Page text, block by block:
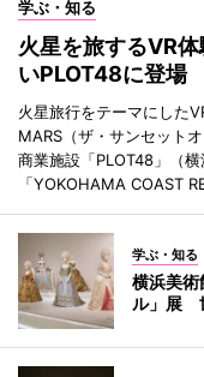
学ぶ・知る
火星を旅するVR
いPLOT48に登場
火星旅行をテーマにした
MARS（ザ・サンセット
商業施設「PLOT48」（
「YOKOHAMA COAST
学ぶ・知る
横浜美術
ル」展